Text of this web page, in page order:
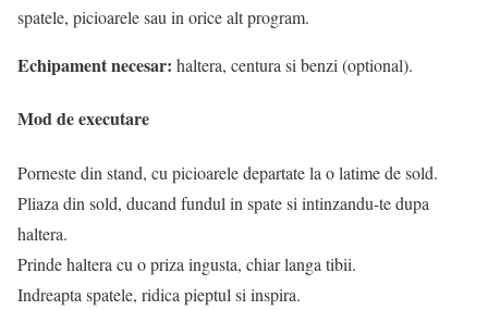
spatele, picioarele sau in orice alt program.
Echipament necesar: haltera, centura si benzi (optional).
Mod de executare
Porneste din stand, cu picioarele departate la o latime de sold.
Pliaza din sold, ducand fundul in spate si intinzandu-te dupa
haltera.
Prinde haltera cu o priza ingusta, chiar langa tibii.
Indreapta spatele, ridica pieptul si inspira.